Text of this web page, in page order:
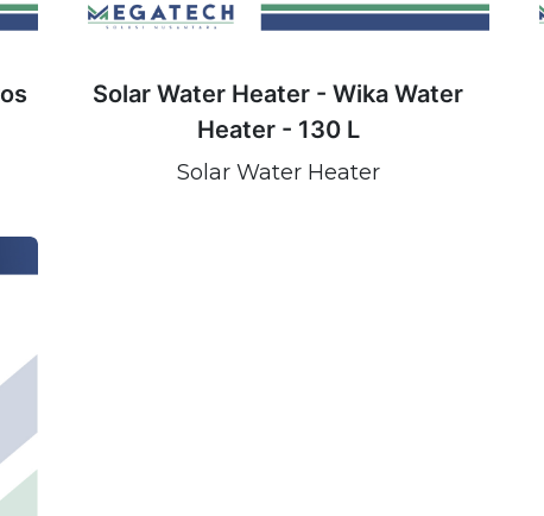
Solar Water Heater - Wika Water
Heater - 130 L
Solar Water Heater